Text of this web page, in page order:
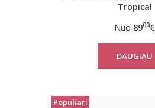
Tropical
Nuo 8900€
DAUGIAU
Populiari